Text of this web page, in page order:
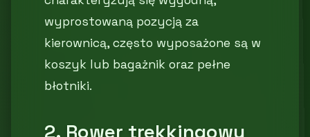
wyprostowaną pozycją za
kierownicą, często wyposażone są w
koszyk lub bagażnik oraz pełne
błotniki.
2. Rower trekkingowy